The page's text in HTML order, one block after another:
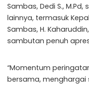
Sambas, Dedi S.,
lainnya, termasuk
Sambas, H.
sambutan penuh
“Momentum
bersama, menghargai